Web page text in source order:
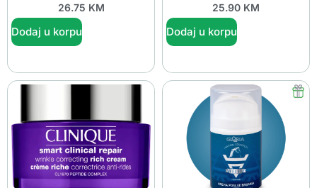
26.75 KM
Dodaj u korpu
25.90 KM
Dodaj u korpu